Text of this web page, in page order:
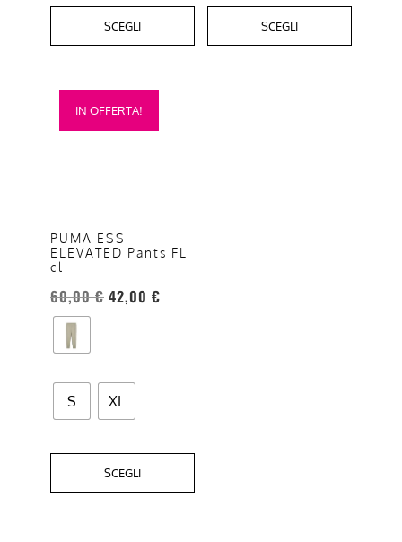
SCEGLI SCEGLI
IN OFFERTA!
PUMA ESS
ELEVATED Pants FL
cl
60,00€ 42,00 €
S XL
SCEGLI
Questo
prodotto
opzioni
possono
essere
scelte
nella
pagina
prodotto